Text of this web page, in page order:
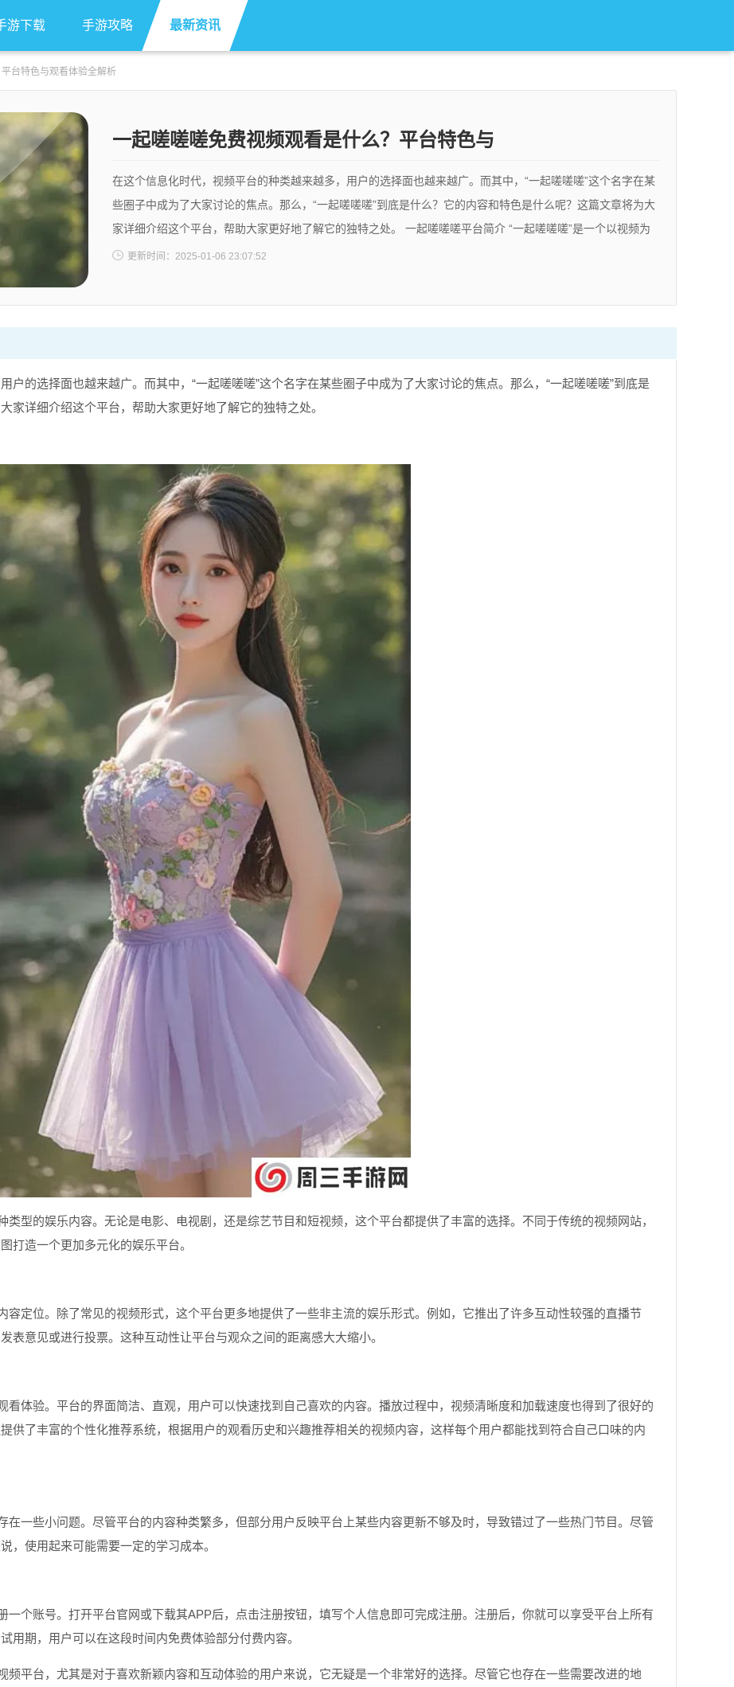
游下载 手游攻略 最新资讯
台特色与观看体验全解析
一起嗟嗟嗟免费视频观看是什么？平台特色与
观看体验全解析
在这个信息化时代，视频平台的种类越来越多，用户的选择面也越来越广。而其中，“一起嗟嗟嗟”这个名字在某
些圈子中成为了大家讨论的焦点。那么，“一起嗟嗟嗟”到底是什么？它的内容和特色是什么呢？这篇文章将为大
家详细介绍这个平台，帮助大家更好地了解它的独特之处。 一起嗟嗟嗟平台简介 “一起嗟嗟嗟”是一个以视频为
主的平台，主打各种类型的娱乐内容。无论是电影、电视剧，还是综艺节目和短视频，这个平台都提供了丰富
更新时间：2025-01-06 23:07:52
户的选择面也越来越广。而其中，“一起嗟嗟嗟”这个名字在某些圈子中成为了大家讨论的焦点。那么，“一起嗟嗟嗟”到底是
家详细介绍这个平台，帮助大家更好地了解它的独特之处。
类型的娱乐内容。无论是电影、电视剧，还是综艺节目和短视频，这个平台都提供了丰富的选择。不同于传统的视频网站，
打造一个更加多元化的娱乐平台。
容定位。除了常见的视频形式，这个平台更多地提供了一些非主流的娱乐形式。例如，它推出了许多互动性较强的直播节
表意见或进行投票。这种互动性让平台与观众之间的距离感大大缩小。
看体验。平台的界面简洁、直观，用户可以快速找到自己喜欢的内容。播放过程中，视频清晰度和加载速度也得到了很好的
供了丰富的个性化推荐系统，根据用户的观看历史和兴趣推荐相关的视频内容，这样每个用户都能找到符合自己口味的内
在一些小问题。尽管平台的内容种类繁多，但部分用户反映平台上某些内容更新不够及时，导致错过了一些热门节目。尽管
，使用起来可能需要一定的学习成本。
一个账号。打开平台官网或下载其APP后，点击注册按钮，填写个人信息即可完成注册。注册后，你就可以享受平台上所有
用期，用户可以在这段时间内免费体验部分付费内容。
频平台，尤其是对于喜欢新颖内容和互动体验的用户来说，它无疑是一个非常好的选择。尽管它也存在一些需要改进的地